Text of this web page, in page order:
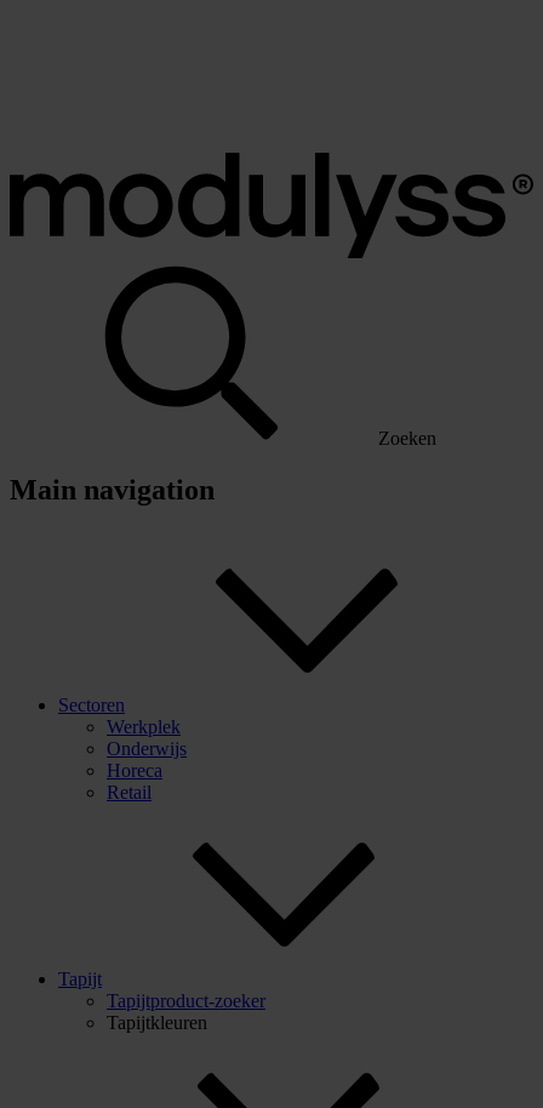
Zoeken
Main navigation
Sectoren
Werkplek
Onderwijs
Horeca
Retail
Tapijt
Tapijtproduct-zoeker
Tapijtkleuren